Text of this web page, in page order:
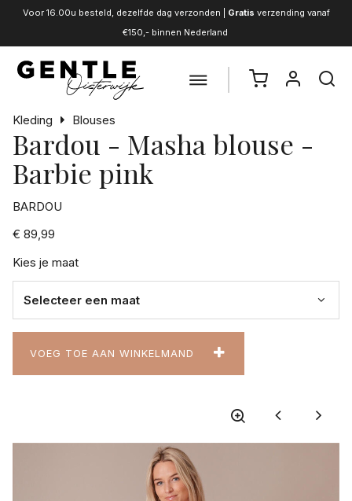
Voor 16.00u besteld, dezelfde dag verzonden | Gratis verzending vanaf
€150,- binnen Nederland
Kleding Blouses
Bardou - Masha blouse -
Barbie pink
BARDOU
€ 89,99
Kies je maat
VOEG TOE AAN WINKELMAND